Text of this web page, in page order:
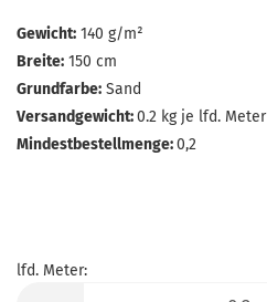
Gewicht: 140 g/m²
Breite: 150 cm
Grundfarbe: Sand
Versandgewicht:0.2 kg je lfd. Meter
Mindestbestellmenge:0,2
lfd. Meter: